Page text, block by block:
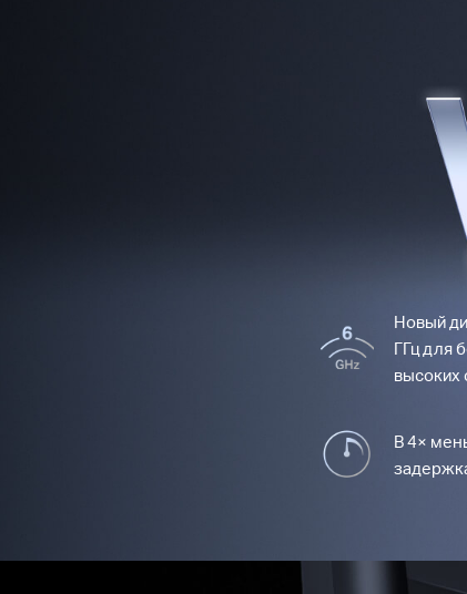
Новый
ГГц для
высоких
В 4×